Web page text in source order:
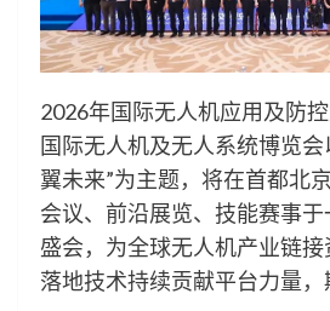
2026年国际无人机应用及防
国际无人机及无人系统博览
翼未来”为主题，将在首都北
会议、前沿展览、技能赛事
盛会，为全球无人机产业链接
落地技术持续贡献平台力量，